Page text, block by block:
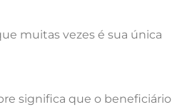
muitas vezes é sua única
significa que o beneficiário